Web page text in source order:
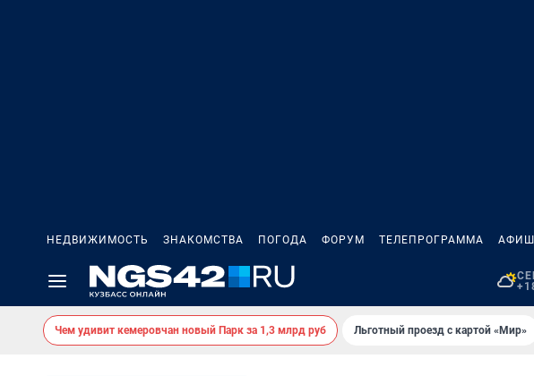
НЕДВИЖИМОСТЬ ЗНАКОМСТВА ПОГОДА ФОРУМ ТЕЛЕПРОГРАММА
Чем удивит кемеровчан новый Парк за 1,3 млрд руб Льготный проезд с картой «Мир»